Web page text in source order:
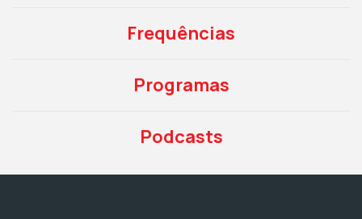
Frequências
Programas
Podcasts